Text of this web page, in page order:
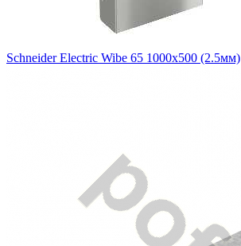
Schneider Electric Wibe 65 1000х500 (2.5мм)